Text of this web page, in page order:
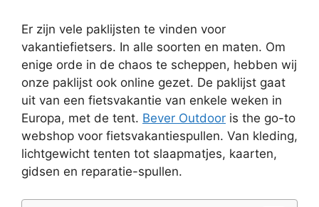
Er zijn vele paklijsten te vinden voor
vakantiefietsers. In alle soorten en maten. Om
enige orde in de chaos te scheppen, hebben wij
onze paklijst ook online gezet. De paklijst gaat
uit van een fietsvakantie van enkele weken in
Europa, met de tent. Bever Outdoor is the go-to
webshop voor fietsvakantiespullen. Van kleding,
lichtgewicht tenten tot slaapmatjes, kaarten,
gidsen en reparatie-spullen.